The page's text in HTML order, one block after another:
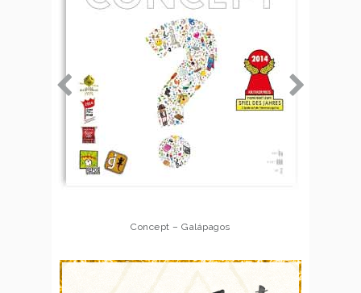
Concept – Galápagos